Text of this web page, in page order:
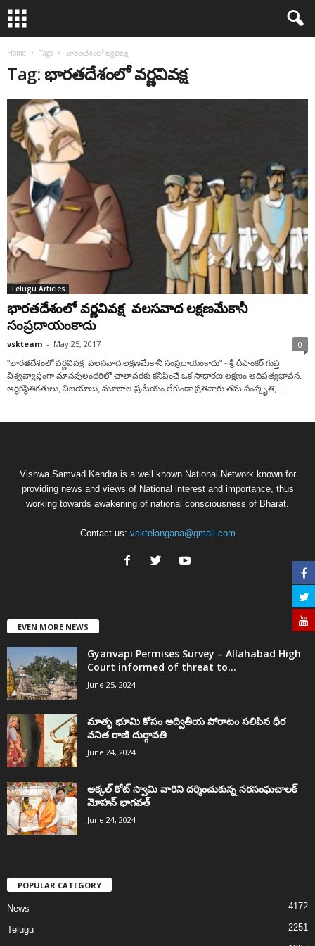
Home Tags భారతదేశంలో వర్ణవివక్ష
Tag: భారతదేశంలో వర్ణవివక్ష
Telugu Articles
భారతదేశంలో వర్ణవివక్ష వలసవాద లక్షణమేకానీ
సంప్రదాయంకాదు
vskteam - May 25, 2017 0
"భారతదేశంలో వర్ణవివక్ష వలసవాద లక్షణమేకానీ సంప్రదాయంకాదు" - శ్రీ దీపాంకర్ గుప్త
విశ్వవ్యాప్తంగా మానవులందరిలో చాలావరకు కనిపించే ఒక సాధారణ లక్షణం ఆధిపత్యభావన.
ఆర్ధికస్థితిగతులు, విజయాలు, మూలాల ప్రమేయం లేకుండా ప్రతివారు తమ సంస్కృతి,...
Vishwa Samvad Kendra is a well known National Network known for
providing news and views of National interest and importance, thus
working towards awakening of national consciousness of Bharat.
Contact us: vsktelangana@gmail.com
EVEN MORE NEWS
Gyanvapi Permises Survey – Allahabad High
Court informed of threat to...
June 25, 2024
మాతృ భూమి కోసం అద్వితీయ పోరాటం సలిపిన ధీర
వనిత రాణి దుర్గావతి
June 24, 2024
అక్కల్‌ కోట్‌ స్వామి వారిని దర్శించుకున్న సరసంఘచాలక్
మోహన్ భాగవత్
June 24, 2024
POPULAR CATEGORY
News 4172
Telugu 2251